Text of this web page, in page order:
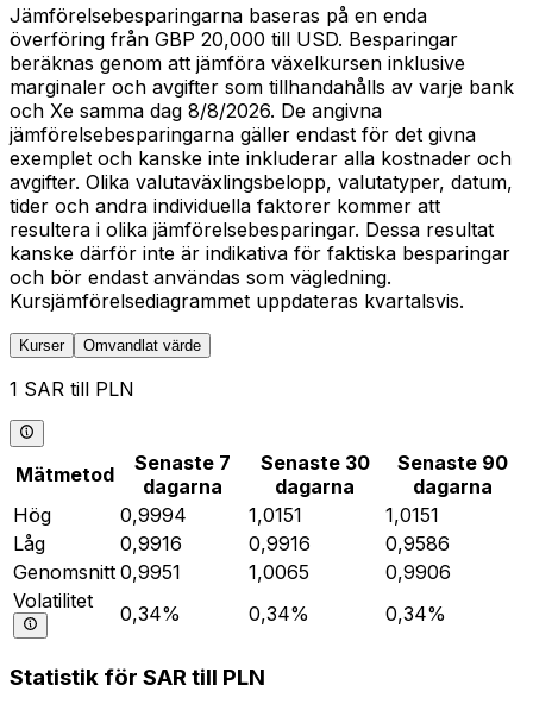
Jämförelsebesparingarna baseras på en enda
överföring från GBP 20,000 till USD. Besparingar
beräknas genom att jämföra växelkursen inklusive
marginaler och avgifter som tillhandahålls av varje bank
och Xe samma dag 8/8/2026. De angivna
jämförelsebesparingarna gäller endast för det givna
exemplet och kanske inte inkluderar alla kostnader och
avgifter. Olika valutaväxlingsbelopp, valutatyper, datum,
tider och andra individuella faktorer kommer att
resultera i olika jämförelsebesparingar. Dessa resultat
kanske därför inte är indikativa för faktiska besparingar
och bör endast användas som vägledning.
Kursjämförelsediagrammet uppdateras kvartalsvis.
Kurser Omvandlat värde
1 SAR till PLN
Mätmetod
Senaste 7
dagarna
Senaste 30
dagarna
Senaste 90
dagarna
Hög
0,9994 1,0151
1,0151
Låg
0,9916 0,9916
0,9586
Genomsnitt 0,9951 1,0065
0,9906
Volatilitet
0,34% 0,34% 0,34%
Statistik för SAR till PLN